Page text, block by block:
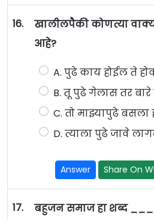
16.
खालीलपैकी कोणत्या
आहे?
A. पुढे काय होईल ते
B. तू पुढे गेलास तर बारे
C. तो माझ्यापुढे बसला
D. त्याला पुढे जावे
Answer Share On
17.
बहुजन समाज हा शब्द